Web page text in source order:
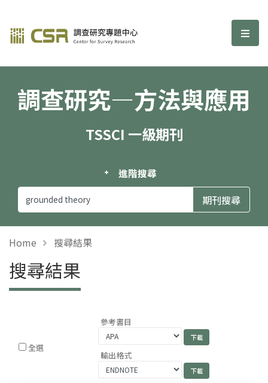
調查研究—方法與應用期刊 選
調查研究—方法與應用
TSSCI 一級期刊
進階搜尋
Home 搜尋結果
搜尋結果
全選
參考書目
輸出格式